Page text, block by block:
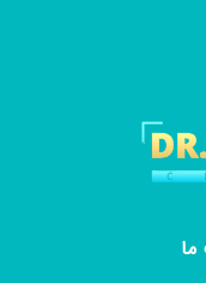
ما